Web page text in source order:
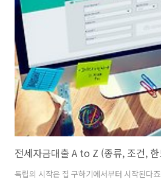
전세자금대출 A to Z (종류, 조건,
독립의 시작은 집 구하기에서부터 시작된다